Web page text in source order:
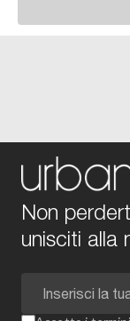
Non
unisciti alla